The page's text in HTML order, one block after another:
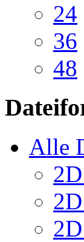
24
36
48
Alle